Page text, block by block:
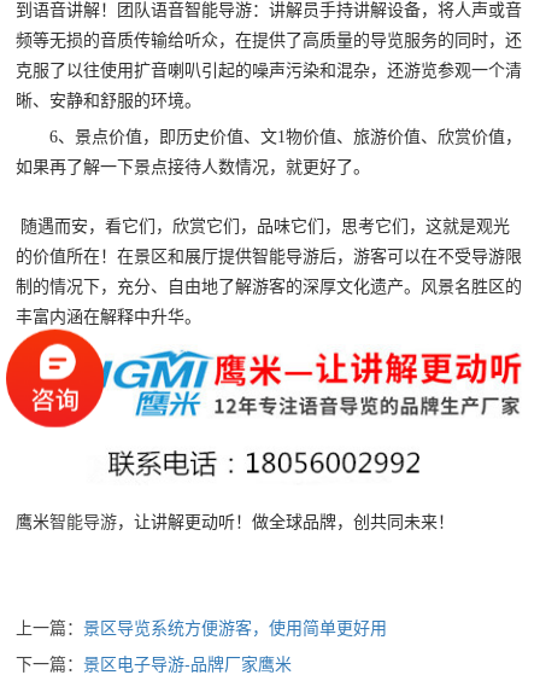
到语音讲解！
团队语音智能导游：讲解员手持讲解设备，将人声或音
频等无损的音质传输给听众，在提供了高质量的导览服务的同时，还
克服了以往使用扩音喇叭引起的噪声污染和混杂，还游览参观一个清
晰、安静和舒服的环境。
6、景点价值，即历史价值、文1物价值、旅游价值、欣赏价值，
如果再了解一下景点接待人数情况，就更好了。
随遇而安，看它们，欣赏它们，品味它们，思考它们，这就是观光
的价值所在！在景区和展厅提供智能导游后，游客可以在不受导游限
制的情况下，充分、自由地了解游客的深厚文化遗产。风景名胜区的
丰富内涵在解释中升华。
鹰米智能导游，让讲解更动听！做全球品牌，创共同未来！
上一篇：景区导览系统方便游客，使用简单更好用
下一篇：景区电子导游-品牌厂家鹰米